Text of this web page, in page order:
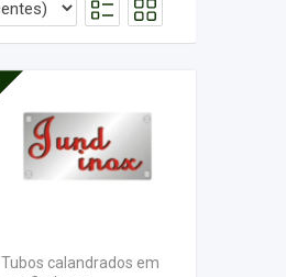
Tubos calandrados em